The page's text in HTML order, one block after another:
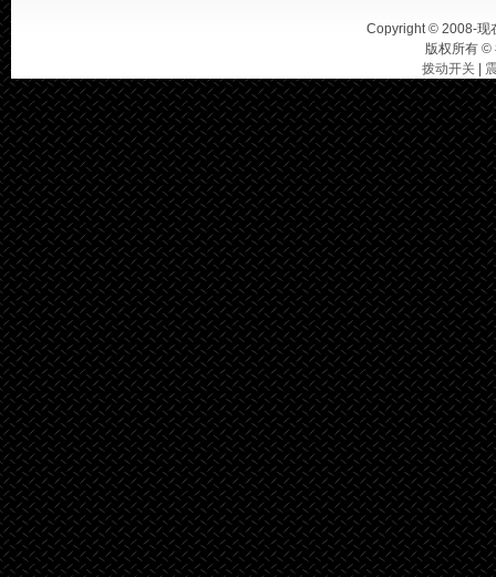
Copyright © 2008-现
版权所有 ©
拨动开关|